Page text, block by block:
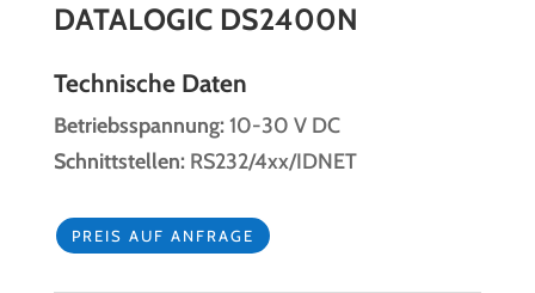
DATALOGIC DS2400N
Technische Daten
Betriebsspannung:10-30 V DC
Schnittstellen:RS232/4xx/IDNET
PREIS AUF ANFRAGE